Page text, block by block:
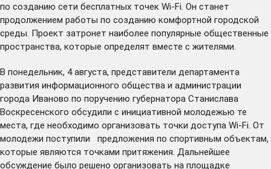
по созданию сети бесплатных точек Wi-Fi. Он станет
продолжением работы по созданию комфортной городской
среды. Проект затронет наиболее популярные общественные
пространства, которые определят вместе с жителями.
В понедельник, 4 августа, представители департамента
развития информационного общества и администрации
города Иваново по поручению губернатора Станислава
Воскресенского обсудили с инициативной молодежью те
места, где необходимо организовать точки доступа Wi-Fi. От
молодежи поступили предложения по спортивным объектам,
которые являются точками притяжения. Дальнейшее
обсуждение было решено организовать на площадке